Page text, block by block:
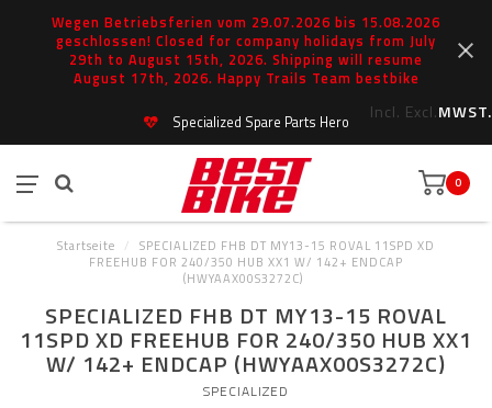
Wegen Betriebsferien vom 29.07.2026 bis 15.08.2026
geschlossen! Closed for company holidays from July
29th to August 15th, 2026. Shipping will resume
August 17th, 2026. Happy Trails Team bestbike
Incl. Excl.MWST.
Specialized Spare Parts Hero
0
Startseite /
SPECIALIZED FHB DT MY13-15 ROVAL 11SPD XD
FREEHUB FOR 240/350 HUB XX1 W/ 142+ ENDCAP
(HWYAAX00S3272C)
SPECIALIZED FHB DT MY13-15 ROVAL
11SPD XD FREEHUB FOR 240/350 HUB XX1
W/ 142+ ENDCAP (HWYAAX00S3272C)
SPECIALIZED